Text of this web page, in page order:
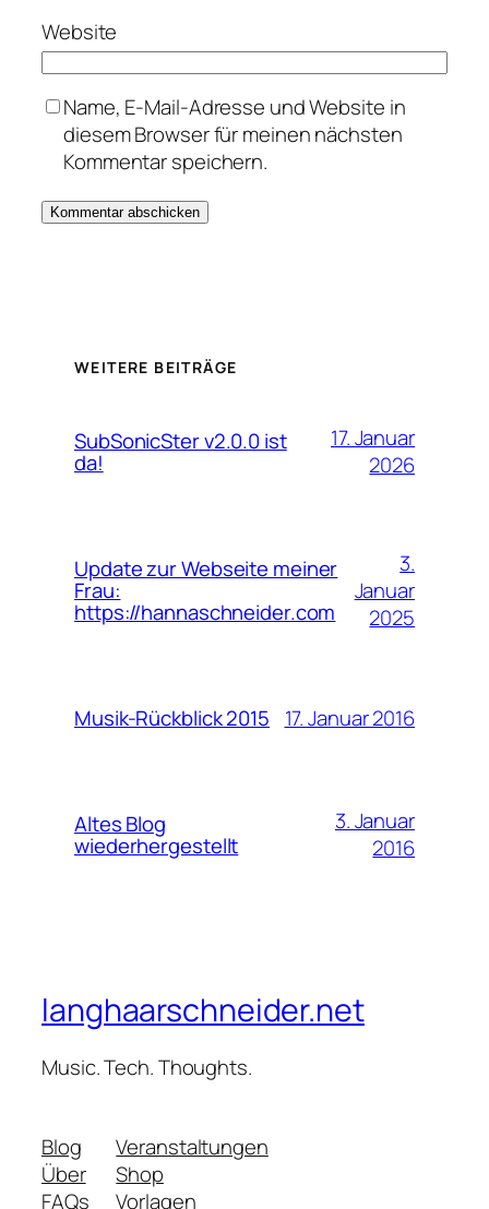
Website
Name, E-Mail-Adresse und Website in
diesem Browser für meinen nächsten
Kommentar speichern.
WEITERE BEITRÄGE
SubSonicSter v2.0.0 ist
da!
17. Januar
2026
Update zur Webseite meiner
Frau:
https://hannaschneider.com
3.
Januar
2025
Musik-Rückblick 2015 17. Januar 2016
Altes Blog
wiederhergestellt
3. Januar
2016
langhaarschneider.net
Music. Tech. Thoughts.
Blog
Über
FAQs
Veranstaltungen
Shop
Vorlagen